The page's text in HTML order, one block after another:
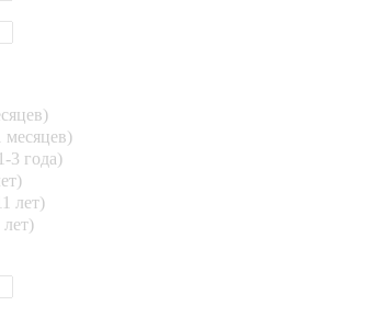
месяцев)
3 года)
лет)